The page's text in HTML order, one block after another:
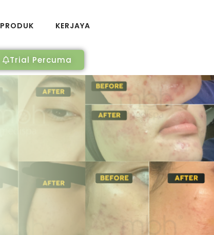
PRODUK KERJAYA
Trial Percuma